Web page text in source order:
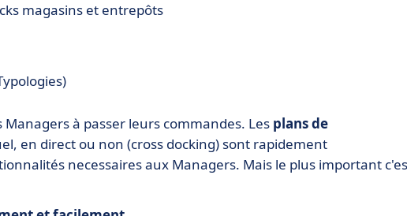
magasins et entrepôts
Managers à passer leurs commandes. Les plans de
en direct ou non (cross docking) sont rapidement
necessaires aux Managers. Mais le plus important